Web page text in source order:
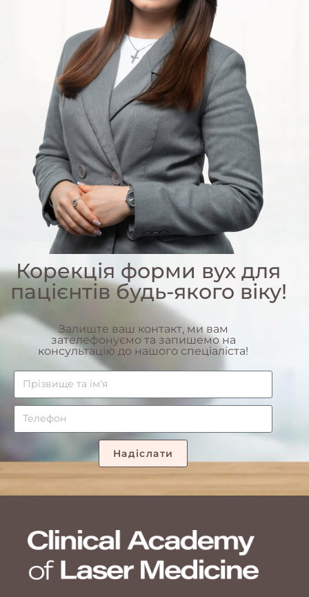
Корекція форми вух для
пацієнтів будь-якого віку!
Залиште ваш контакт, ми вам
зателефонуємо та запишемо на
консультацію до нашого спеціаліста!
Надіслати